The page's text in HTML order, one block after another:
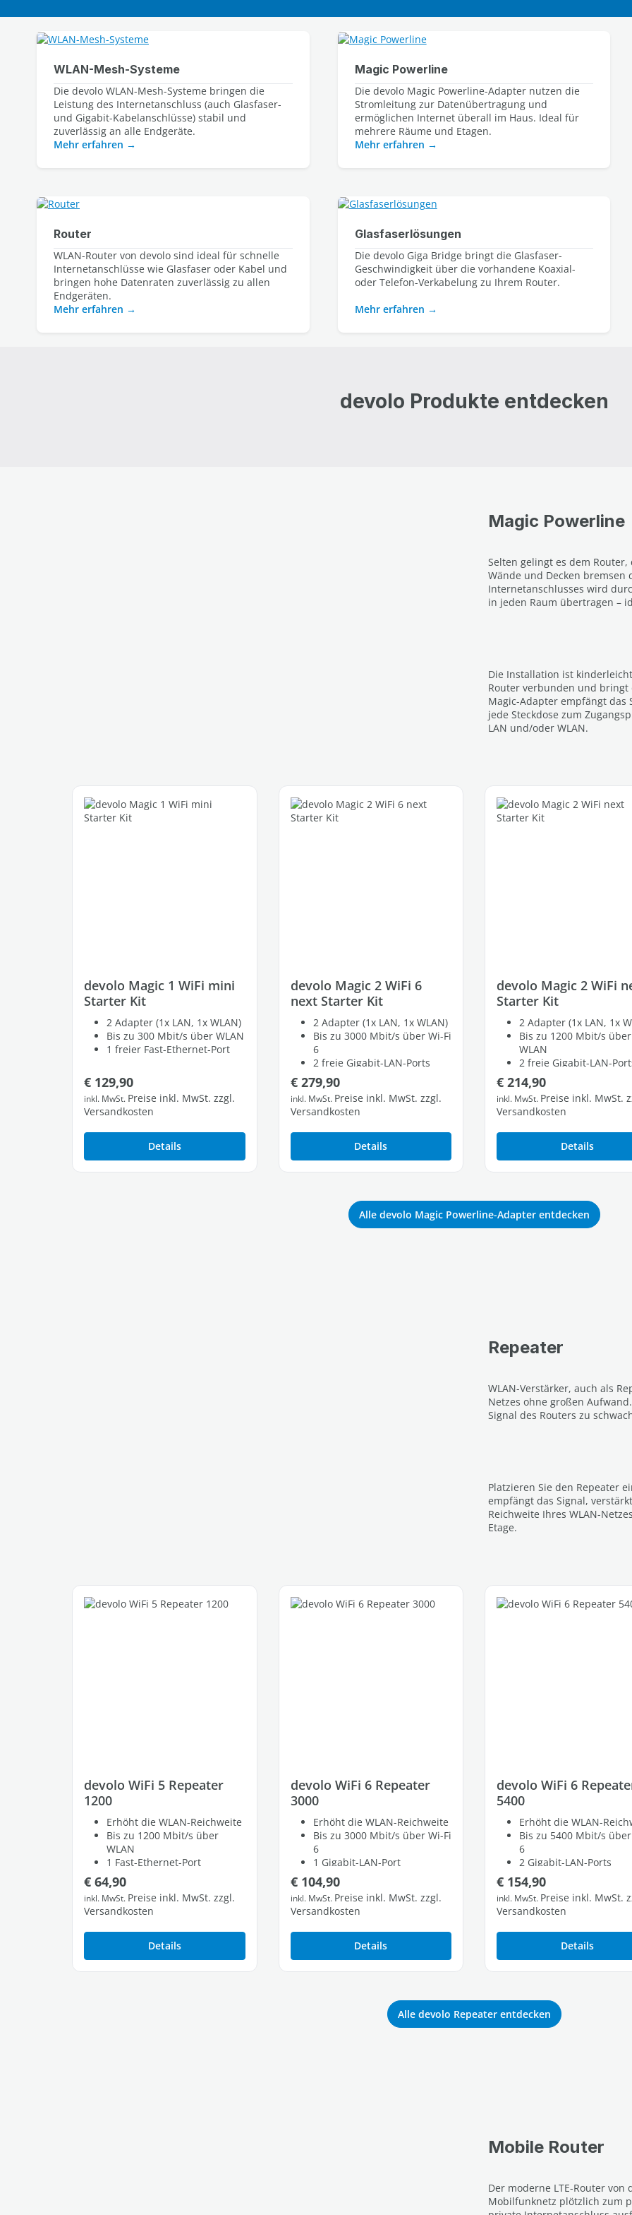
WLAN-Mesh-Systeme
Die devolo WLAN-Mesh-Systeme bringen die
Leistung des Internetanschluss (auch Glasfaser-
und Gigabit-Kabelanschlüsse) stabil und
Mehr erfahren
Magic Powerline
Die devolo Magic Powerline-Adapter nutzen die
Stromleitung zur Datenübertragung und
ermöglichen Internet überall im Haus. Ideal für
Mehr erfahren
Router
WLAN-Router von devolo sind ideal für schnelle
Internetanschlüsse wie Glasfaser oder Kabel und
bringen hohe Datenraten zuverlässig zu allen
Mehr erfahren
Glasfaserlösungen
Die devolo Giga Bridge bringt die Glasfaser-
Geschwindigkeit über die vorhandene Koaxial-
Mehr erfahren
devolo Produkte entdecken
Magic Powerline
Selten gelingt es dem Router,
Wände und Decken bremsen
Internetanschlusses wird
in jeden Raum übertragen –
Die Installation ist
Router verbunden und
Magic-Adapter empfängt das
jede Steckdose zum
LAN und/oder WLAN.
Produktgalerie überspringen
devolo Magic 1 WiFi mini
Starter Kit
2 Adapter (1x LAN, 1x WLAN)
Bis zu 300 Mbit/s über WLAN
1 freier Fast-Ethernet-Port
Regulärer Preis:
€ 129,90
inkl. MwSt. Preise inkl. MwSt. zzgl.
Versandkosten
Details
devolo Magic 2 WiFi 6
next Starter Kit
2 Adapter (1x LAN, 1x WLAN)
Bis zu 3000 Mbit/s über Wi-Fi
6
2 freie Gigabit-LAN-Ports
Regulärer Preis:
€ 279,90
inkl. MwSt. Preise inkl. MwSt. zzgl.
Versandkosten
Details
devolo Magic 2 WiFi
Starter Kit
2 Adapter (1x LAN, 1x
Bis zu 1200 Mbit/s über
WLAN
2 freie Gigabit-LAN-
Regulärer Preis:
€ 214,90
inkl. MwSt. Preise inkl. MwSt.
Versandkosten
Details
Alle devolo Magic Powerline-Adapter entdecken
Repeater
WLAN-Verstärker, auch als
Netzes ohne großen
Signal des Routers zu
Platzieren Sie den Repeater
empfängt das Signal,
Reichweite Ihres WLAN-
Etage.
Produktgalerie überspringen
devolo WiFi 5 Repeater
1200
Erhöht die WLAN-Reichweite
Bis zu 1200 Mbit/s über
WLAN
1 Fast-Ethernet-Port
Regulärer Preis:
€ 64,90
inkl. MwSt. Preise inkl. MwSt. zzgl.
Versandkosten
Details
devolo WiFi 6 Repeater
3000
Erhöht die WLAN-Reichweite
Bis zu 3000 Mbit/s über Wi-Fi
6
1 Gigabit-LAN-Port
Regulärer Preis:
€ 104,90
inkl. MwSt. Preise inkl. MwSt. zzgl.
Versandkosten
Details
devolo WiFi 6
5400
Erhöht die WLAN-
Bis zu 5400 Mbit/s über
6
2 Gigabit-LAN-Ports
Regulärer Preis:
€ 154,90
inkl. MwSt. Preise inkl. MwSt.
Versandkosten
Details
Alle devolo Repeater entdecken
Mobile Router
Der moderne LTE-Router
Mobilfunknetz plötzlich zum